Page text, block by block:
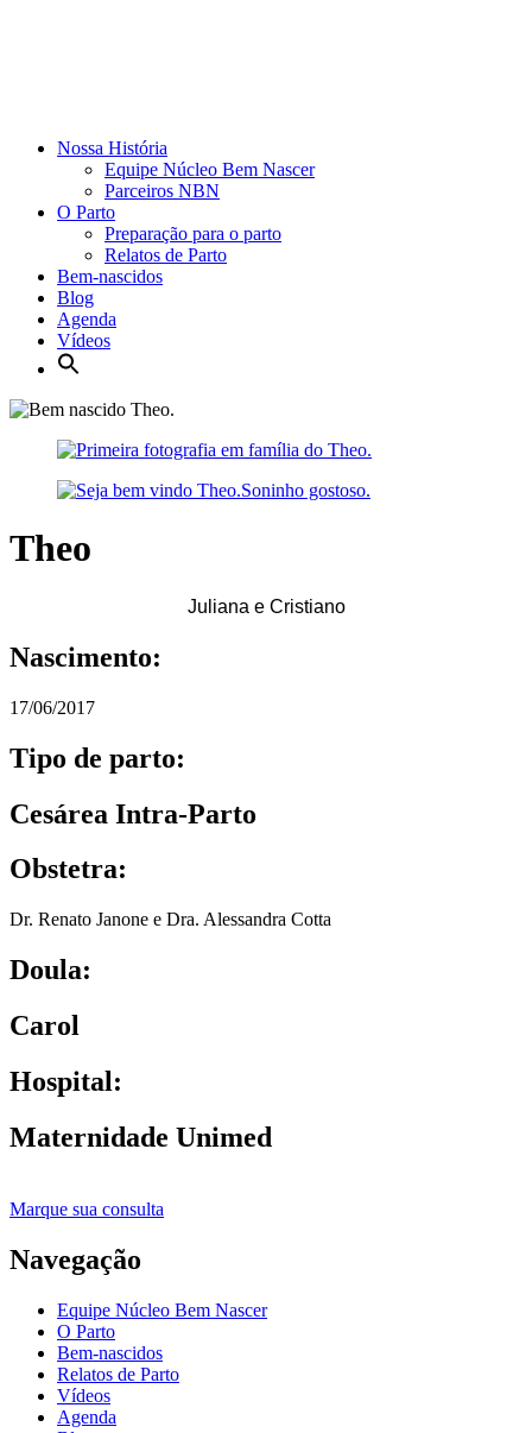
Nossa História
Equipe Núcleo Bem Nascer
Parceiros NBN
O Parto
Preparação para o parto
Relatos de Parto
Bem-nascidos
Blog
Agenda
Vídeos
Theo
Juliana e Cristiano
Nascimento:
17/06/2017
Tipo de parto:
Cesárea Intra-Parto
Obstetra:
Dr. Renato Janone e Dra. Alessandra Cotta
Doula:
Carol
Hospital:
Maternidade Unimed
Marque sua consulta
Navegação
Equipe Núcleo Bem Nascer
O Parto
Bem-nascidos
Relatos de Parto
Vídeos
Agenda